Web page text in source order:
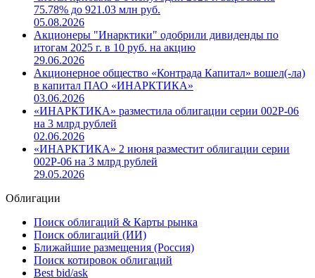
Выручка Инарктика в 1 полугодии 2026 г. по РСБУ
увеличилась на 49.87% и составила 1.16 млрд руб.
Чистая прибыль в 1 полугодии 2026 г. выросла на
75.78% до 921.03 млн руб.
05.08.2026
Акционеры "Инарктики" одобрили дивиденды по
итогам 2025 г. в 10 руб. на акцию
29.06.2026
Акционерное общество «Контрада Капитал» вошел(-ла)
в капитал ПАО «ИНАРКТИКА»
03.06.2026
«ИНАРКТИКА» разместила облигации серии 002Р-06
на 3 млрд рублей
«ИНАРКТИКА» 2 июня разместит облигации серии
29.05.2026
Облигации
Поиск облигаций & Карты рынка